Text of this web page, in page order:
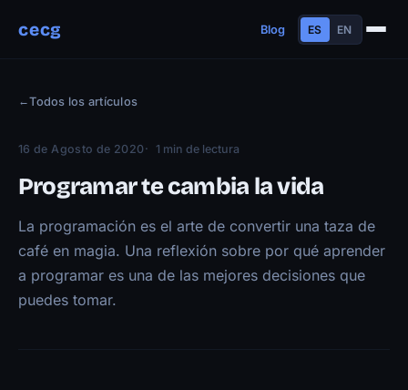
cecg Blog ES EN
Educación
Habilidades
Charlas
Contacto
Blog
←Todos los artículos
16 de Agosto de 2020 1 min de lectura
Programar te cambia la vida
La programación es el arte de convertir una taza de
café en magia. Una reflexión sobre por qué aprender
a programar es una de las mejores decisiones que
puedes tomar.